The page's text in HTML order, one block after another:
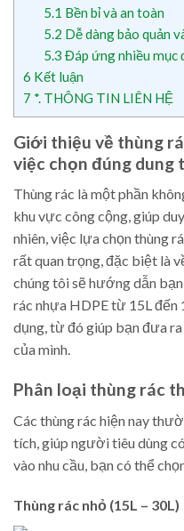
5.1 Bền bỉ và an toàn
5.2 Dễ dàng bảo quản
5.3 Đáp ứng nhiều mục
6 Kết luận
7 *. THÔNG TIN LIÊN HỆ
Giới thiệu về thùng
việc chọn đúng dung
Thùng rác là một phần
khu vực công cộng, giúp
nhiên, việc lựa chọn thùng
rất quan trọng, đặc biệt là
chúng tôi sẽ hướng dẫn
rác nhựa HDPE từ 15L đến
dụng, từ đó giúp bạn đưa
của mình.
Phân loại thùng rác
Các thùng rác hiện nay
tích, giúp người tiêu dùng
vào nhu cầu, bạn có thể
Thùng rác nhỏ (15L – 30L)